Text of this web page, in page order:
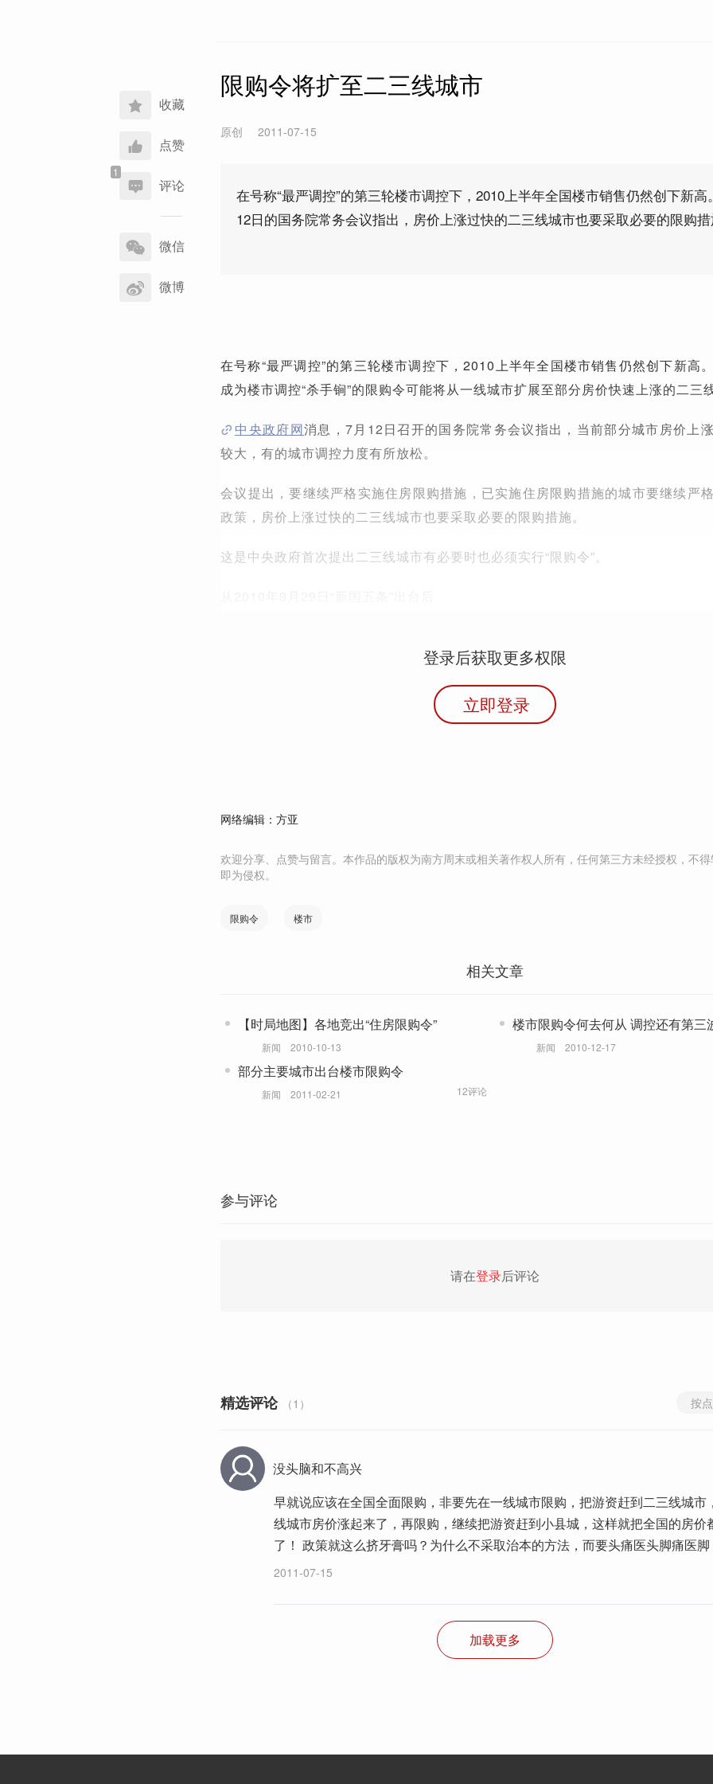
收藏
点赞
评论
享
到
微信
微博
限购令将扩至二三线城市
原创 2011-07-15
在号称“最严调控”的第三轮楼市调控下，2010上半年全国楼市销售仍然创下新高
12日的国务院常务会议指出，房价上涨过快的二三线城市也要采取必要的限购
在号称“最严调控”的第三轮楼市调控下，2010上半年全国楼市销售仍然创下新高
成为楼市调控“杀手锏”的限购令可能将从一线城市扩展至部分房价快速上涨的二三
中央政府网消息，7月12日召开的国务院常务会议指出，当前部分城市房价上
较大，有的城市调控力度有所放松。
会议提出，要继续严格实施住房限购措施，已实施住房限购措施的城市要继续严
政策，房价上涨过快的二三线城市也要采取必要的限购措施。
这是中央政府首次提出二三线城市有必要时也必须实行“限购令”。
登录后获取更多权限
立即登录
网络编辑：方亚
欢迎分享、点赞与留言。本作品的版权为南方周末或相关著作权人所有，任何第三方未经授权，不
即为侵权。
限购令 楼市
相关文章
【时局地图】各地竞出“住房限购令”
新闻 2010-10-13
楼市限购令何去何从 调控还有
新闻 2010-12-17
部分主要城市出台楼市限购令
新闻 2011-02-21 12评论
参与评论
请在登录后评论
精选评论 （1） 按
没头脑和不高兴
早就说应该在全国全面限购，非要先在一线城市限购，把游资赶到二三线城市
线城市房价涨起来了，再限购，继续把游资赶到小县城，这样就把全国的房价
了！ 政策就这么挤牙膏吗？为什么不采取治本的方法，而要头痛医头脚痛医
2011-07-15
加载更多